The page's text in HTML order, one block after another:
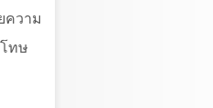
ความ
ทษ